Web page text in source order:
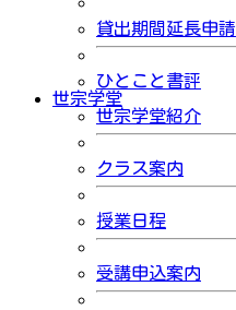
貸出期間延長申請
ひとこと書評
世宗学堂
世宗学堂紹介
クラス案内
授業日程
受講申込案内